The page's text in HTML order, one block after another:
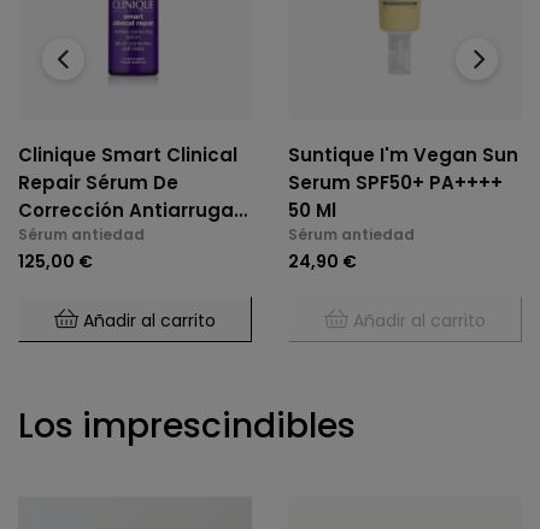
Clinique Smart Clinical
Repair Sérum De
Corrección Antiarrugas
50 Ml
Sérum antiedad
125,00 €
Añadir al carrito
Suntique I'm Vegan Sun
Serum SPF50+ PA++++
50 Ml
Sérum antiedad
24,90 €
Añadir al carrito
‹ ›
Los imprescindibles